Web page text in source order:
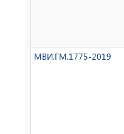
МВИ.ГМ.1775-2019